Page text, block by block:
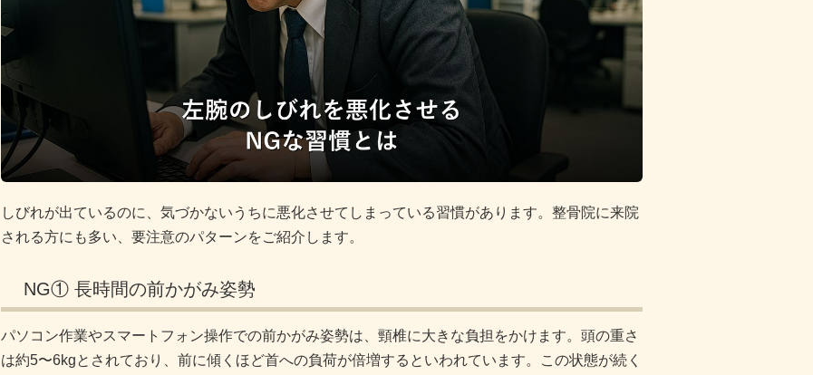
しびれが出ているのに、気づかないうちに悪化させてしまっている習慣があります。整骨院に来院
される方にも多い、要注意のパターンをご紹介します。
NG① 長時間の前かがみ姿勢
パソコン作業やスマートフォン操作での前かがみ姿勢は、頸椎に大きな負担をかけます。頭の重さ
は約5〜6kgとされており、前に傾くほど首への負荷が倍増するといわれています。この状態が続く